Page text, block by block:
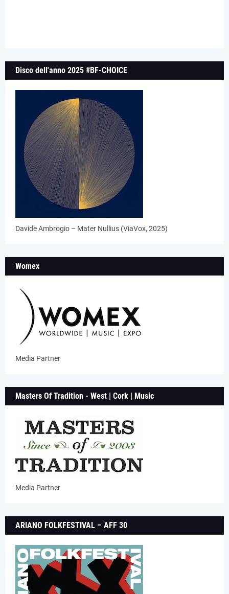
Disco dell'anno 2025 #BF-CHOICE
Davide Ambrogio – Mater Nullius (ViaVox, 2025)
Womex
Media Partner
Masters Of Tradition - West | Cork | Music
Media Partner
ARIANO FOLKFESTIVAL – AFF 30